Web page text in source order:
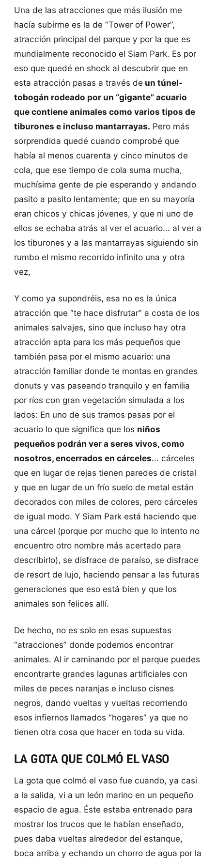
Una de las atracciones que más ilusión me
hacía subirme es la de “Tower of Power”,
atracción principal del parque y por la que es
mundialmente reconocido el Siam Park. Es por
eso que quedé en shock al descubrir que en
esta atracción pasas a través de un túnel-
tobogán rodeado por un “gigante” acuario
que contiene animales como varios tipos de
tiburones e incluso mantarrayas. Pero más
sorprendida quedé cuando comprobé que
había al menos cuarenta y cinco minutos de
cola, que ese tiempo de cola suma mucha,
muchísima gente de pie esperando y andando
pasito a pasito lentamente; que en su mayoría
eran chicos y chicas jóvenes, y que ni uno de
ellos se echaba atrás al ver el acuario... al ver a
los tiburones y a las mantarrayas siguiendo sin
rumbo el mismo recorrido infinito una y otra
vez,
Y como ya supondréis, esa no es la única
atracción que “te hace disfrutar” a costa de los
animales salvajes, sino que incluso hay otra
atracción apta para los más pequeños que
también pasa por el mismo acuario: una
atracción familiar donde te montas en grandes
donuts y vas paseando tranquilo y en familia
por ríos con gran vegetación simulada a los
lados: En uno de sus tramos pasas por el
acuario lo que significa que los niños
pequeños podrán ver a seres vivos, como
nosotros, encerrados en cárceles... cárceles
que en lugar de rejas tienen paredes de cristal
y que en lugar de un frío suelo de metal están
decorados con miles de colores, pero cárceles
de igual modo. Y Siam Park está haciendo que
una cárcel (porque por mucho que lo intento no
encuentro otro nombre más acertado para
describirlo), se disfrace de paraíso, se disfrace
de resort de lujo, haciendo pensar a las futuras
generaciones que eso está bien y que los
animales son felices allí.
De hecho, no es solo en esas supuestas
“atracciones” donde podemos encontrar
animales. Al ir caminando por el parque puedes
encontrarte grandes lagunas artificiales con
miles de peces naranjas e incluso cisnes
negros, dando vueltas y vueltas recorriendo
esos infiernos llamados “hogares” ya que no
tienen otra cosa que hacer en toda su vida.
LA GOTA QUE COLMÓ EL VASO
La gota que colmó el vaso fue cuando, ya casi
a la salida, vi a un león marino en un pequeño
espacio de agua. Éste estaba entrenado para
mostrar los trucos que le habían enseñado,
pues daba vueltas alrededor del estanque,
boca arriba y echando un chorro de agua por la